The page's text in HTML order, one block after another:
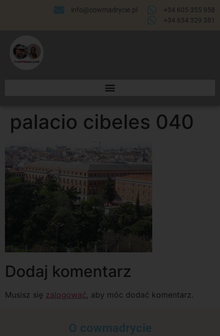
info@cowmadrycie.pl
+34 605 355 958
+34 634 329 381​
palacio cibeles 040
Dodaj komentarz
Musisz się zalogować, aby móc dodać komentarz.
O cowmadrycie